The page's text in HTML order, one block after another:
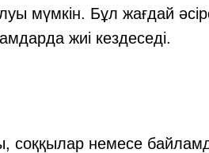
мүмкін. Бұл жағдай
жиі кездеседі.
соққылар немесе